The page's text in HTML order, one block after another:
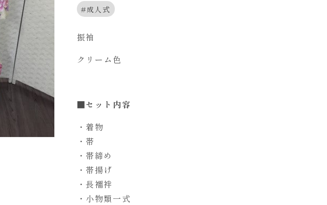
成人式
振袖
クリーム色
■セット内容
・着物
・帯
・帯締め
・帯揚げ
・長襦袢
・小物類一式